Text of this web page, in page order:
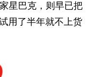
星巴克，则早已把
用了半年就不上货